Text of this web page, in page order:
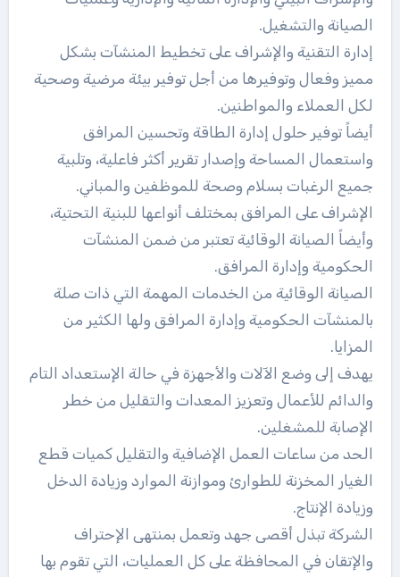
الصيانة والتشغيل.
إدارة التقنية والإشراف على تخطيط المنشآت بشكل
مميز وفعال وتوفيرها من أجل توفير بيئة مرضية وصحية
لكل العملاء والمواطنين.
أيضاً توفير حلول إدارة الطاقة وتحسين المرافق
واستعمال المساحة وإصدار تقرير أكثر فاعلية، وتلبية
جميع الرغبات بسلام وصحة للموظفين والمباني.
الإشراف على المرافق بمختلف أنواعها للبنية التحتية،
وأيضاً الصيانة الوقائية تعتبر من ضمن المنشآت
الحكومية وإدارة المرافق.
الصيانة الوقائية من الخدمات المهمة التي ذات صلة
بالمنشآت الحكومية وإدارة المرافق ولها الكثير من
المزايا.
يهدف إلى وضع الآلات والأجهزة في حالة الإستعداد التام
والدائم للأعمال وتعزيز المعدات والتقليل من خطر
الإصابة للمشغلين.
الحد من ساعات العمل الإضافية والتقليل كميات قطع
الغيار المخزنة للطوارئ وموازنة الموارد وزيادة الدخل
وزيادة الإنتاج.
الشركة تبذل أقصى جهد وتعمل بمنتهى الإحتراف
والإتقان في المحافظة على كل العمليات، التي تقوم بها